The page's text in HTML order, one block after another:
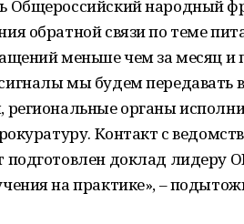
Общероссийский народный
обратной связи по теме
меньше чем за месяц и
мы будем передавать
региональные органы
Контакт с
подготовлен доклад лидеру
на практике», –